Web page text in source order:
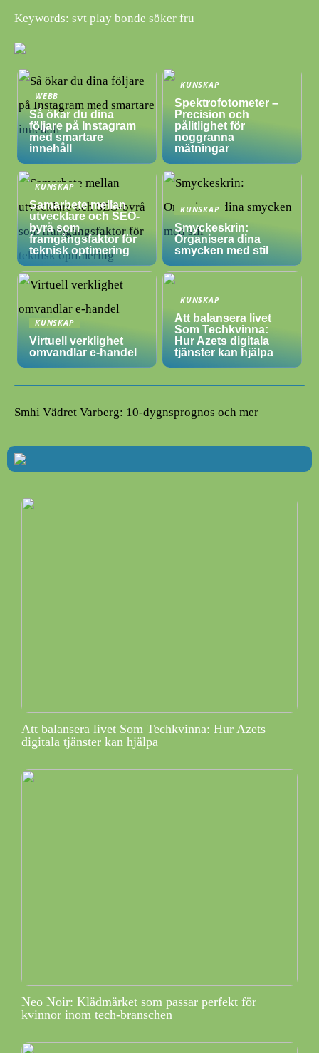
Keywords: svt play bonde söker fru
WEBB
Så ökar du dina
följare på Instagram
med smartare
innehåll
KUNSKAP
Spektrofotometer –
Precision och
pålitlighet för
noggranna
mätningar
KUNSKAP
Samarbete mellan
utvecklare och SEO-
byrå som
framgångsfaktor för
teknisk optimering
KUNSKAP
Smyckeskrin:
Organisera dina
smycken med stil
KUNSKAP
Virtuell verklighet
omvandlar e-handel
KUNSKAP
Att balansera livet
Som Techkvinna:
Hur Azets digitala
tjänster kan hjälpa
Smhi Vädret Varberg: 10-dygnsprognos och mer
Att balansera livet Som Techkvinna: Hur Azets
digitala tjänster kan hjälpa
Neo Noir: Klädmärket som passar perfekt för
kvinnor inom tech-branschen